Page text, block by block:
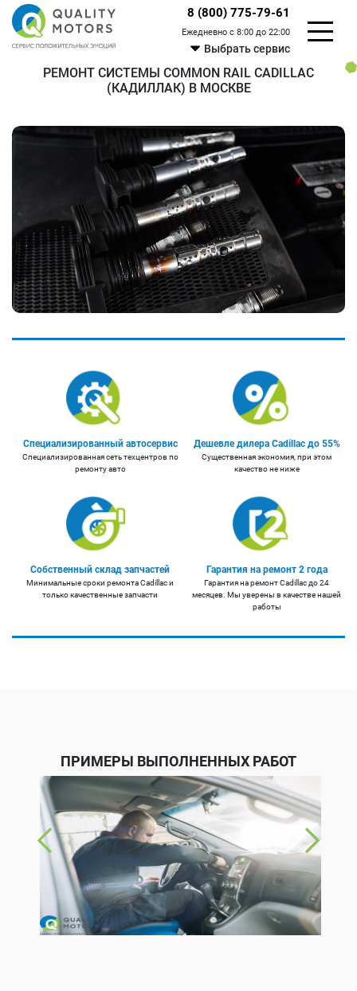
8 (800) 775-79-61
Ежедневно с 8:00 до 22:00
Выбрать сервис
РЕМОНТ СИСТЕМЫ COMMON RAIL CADILLAC
(КАДИЛЛАК) В МОСКВЕ
Специализированный автосервис
Специализированная сеть техцентров по
ремонту авто
Дешевле дилера Cadillac до 55%
Существенная экономия, при этом
качество не ниже
Собственный склад запчастей
Минимальные сроки ремонта Cadillac и
только качественные запчасти
Гарантия на ремонт 2 года
Гарантия на ремонт Cadillac до 24
месяцев. Мы уверены в качестве нашей
работы
ПРИМЕРЫ ВЫПОЛНЕННЫХ РАБОТ